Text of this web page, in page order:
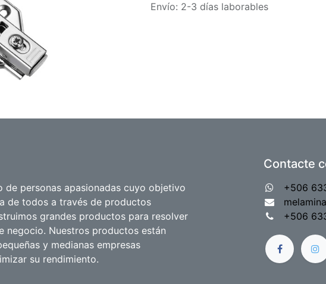
Envío: 2-3 días laborables
de personas apasionadas cuyo objetivo
de todos a través de productos
grandes productos para resolver
negocio. Nuestros productos están
y medianas empresas
su rendimiento.
Contacte
+506
+506